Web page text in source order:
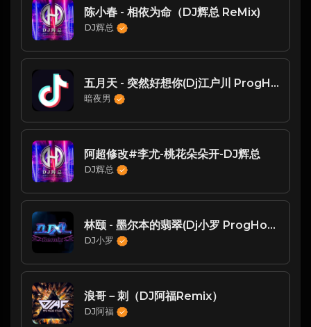
陈小春 - 相依为命（DJ辉总 ReMix)
DJ辉总
五月天 - 突然好想你(Dj江户川 ProgHouse Rmx 2025)
暗夜男
阿超修改#李尤-桃花朵朵开-DJ辉总
DJ辉总
林颐 - 墨尔本的翡翠(Dj小罗 ProgHouse Mix粤语男)
DJ小罗
浪哥－刺（DJ阿福Remix）
DJ阿福